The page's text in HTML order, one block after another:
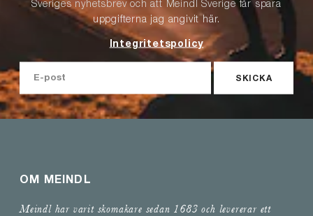
Sveriges nyhetsbrev och att Meindl Sverige får spara
uppgifterna jag angivit här.
Integritetspolicy
SKICKA
OM MEINDL
Meindl har varit skomakare sedan 1683 och levererar ett